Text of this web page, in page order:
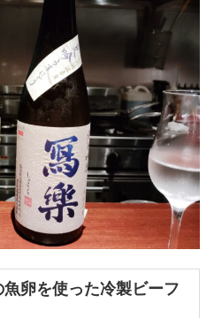
卵を使った冷製ビーフ